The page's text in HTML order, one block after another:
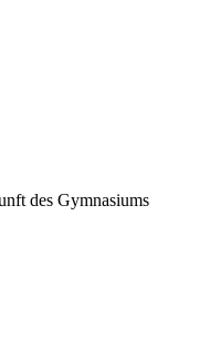
des Gymnasiums